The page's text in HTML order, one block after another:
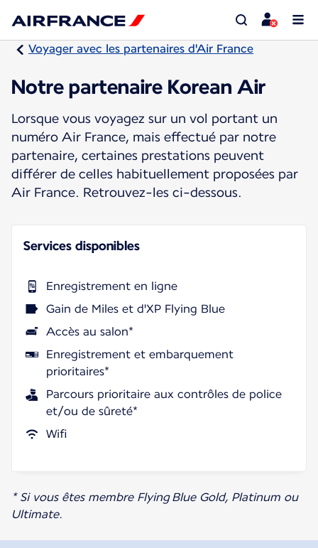
Voyager avec les partenaires d'Air France
Notre partenaire Korean Air
Lorsque vous voyagez sur un vol portant un
numéro Air France, mais effectué par notre
partenaire, certaines prestations peuvent
différer de celles habituellement proposées par
Air France. Retrouvez-les ci-dessous.
Services disponibles
Enregistrement en ligne
Gain de Miles et d'XP Flying Blue
Accès au salon*
Enregistrement et embarquement
prioritaires*
Parcours prioritaire aux contrôles de police
et/ou de sûreté*
Wifi
* Si vous êtes membre Flying Blue Gold, Platinum ou
Ultimate.